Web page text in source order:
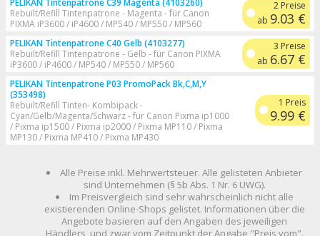
PELIKAN Tintenpatrone C39 Magenta (4103260)
Rebuilt/Refill Tintenpatrone - Magenta - für Canon
PIXMA iP3600 / iP4600 / MP540 / MP550 / MP560
2 Preise
ab 9.03 €
PELIKAN Tintenpatrone C40 Gelb (4103277)
Rebuilt/Refill Tintenpatrone - Gelb - für Canon PIXMA
iP3600 / iP4600 / MP540 / MP550 / MP560
3 Preise
ab 6.67 €
PELIKAN Tintenpatrone P03 PromoPack Bk,C,M,Y
(353498)
Rebuilt/Refill Tinten- Kombipack -
Cyan/Gelb/Magenta/Schwarz - für Canon Pixma ip1000
/ Pixma ip1500 / Pixma ip2000 / Pixma MP110 / Pixma
MP130 / Pixma MP410 / Pixma MP430
1 Preis
9.99 €
Alle Preise inkl. Mehrwertsteuer. Alle gelisteten Anbieter
sind Unternehmen (§ 5b Abs. 1 Nr. 6 UWG).
Im Preisvergleich sind sehr wahrscheinlich nicht alle
existierenden Online-Shops gelistet. Informationen über die
Angebote basieren auf den Angaben des jeweiligen
Händlers, und zwar vom Zeitpunkt der Angabe "Preis vom".